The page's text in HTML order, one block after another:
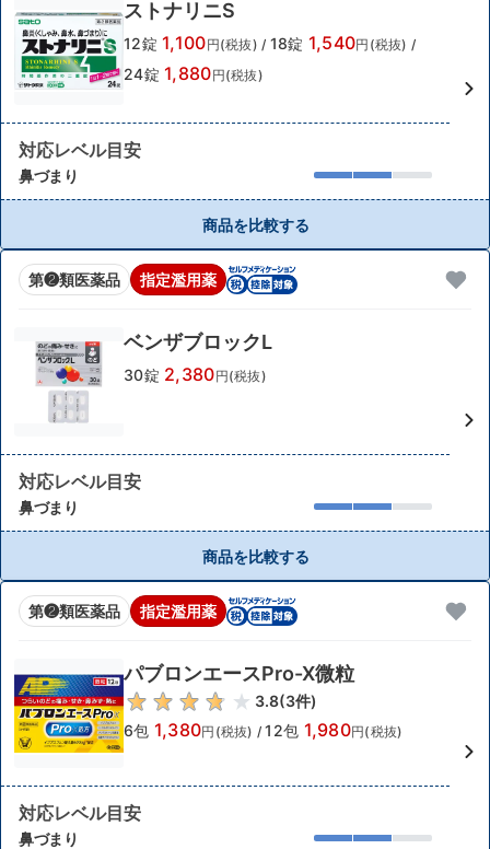
ストナリニS
12錠 1,100円(税抜) / 18錠 1,540円(税抜) /
24錠 1,880円(税抜)
対応レベル目安
鼻づまり
商品を比較する
第❷類医薬品 指定濫用薬
ベンザブロックL
30錠 2,380円(税抜)
対応レベル目安
鼻づまり
商品を比較する
第❷類医薬品 指定濫用薬
パブロンエースPro-X微粒
3.8(3件)
6包 1,380円(税抜) / 12包 1,980円(税抜)
対応レベル目安
鼻づまり